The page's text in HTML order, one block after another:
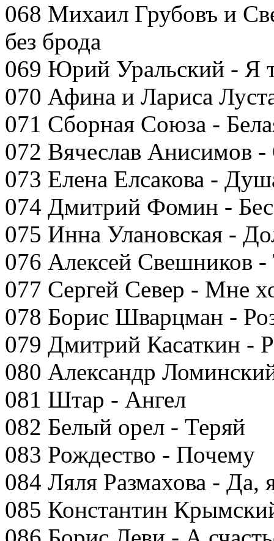
068 Михаил Грубовъ и
без брода
069 Юрий Уральский - Я
070 Афина и Лариса
071 Сборная Союза -
072 Вячеслав Анисимов -
073 Елена Елсакова -
074 Дмитрий Фомин -
075 Инна Улановская -
076 Алексей Свешников
077 Сергей Север - Мне
078 Борис Шварцман -
079 Дмитрий Касаткин -
080 Александр
081 Штар - Ангел
082 Белый орел - Теряй
083 Рождество - Почему
084 Ляля Размахова - Да,
085 Константин